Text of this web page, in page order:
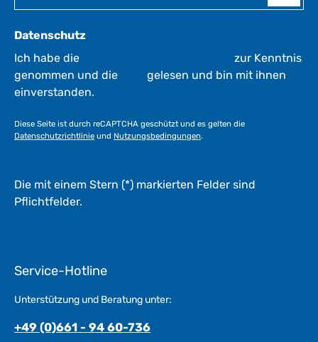
Datenschutz
Ich habe die
zur Kenntnis
genommen und die
gelesen und bin mit ihnen
einverstanden.
Diese Seite ist durch reCAPTCHA geschützt und es gelten die
Datenschutzrichtlinie und Nutzungsbedingungen.
Die mit einem Stern (*) markierten Felder sind
Pflichtfelder.
Service-Hotline
Unterstützung und Beratung unter:
+49 (0)661 - 94 60-736